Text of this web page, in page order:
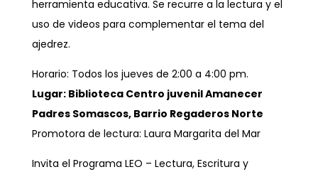
herramienta educativa. Se recurre a la lectura y el
uso de videos para complementar el tema del
ajedrez.
Horario: Todos los jueves de 2:00 a 4:00 pm.
Lugar: Biblioteca Centro juvenil Amanecer
Padres Somascos, Barrio Regaderos Norte
Promotora de lectura: Laura Margarita del Mar
Invita el Programa LEO – Lectura, Escritura y